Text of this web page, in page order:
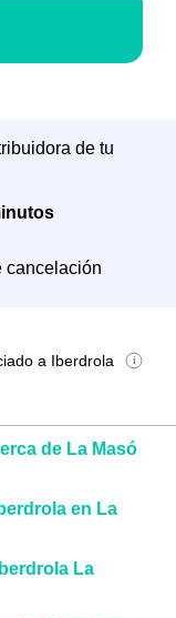
de tu
cancelación
a Iberdrola
de La Masó
en La
La